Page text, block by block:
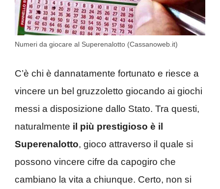
Numeri da giocare al Superenalotto (Cassanoweb.it)
C’è chi è dannatamente fortunato e riesce a
vincere un bel gruzzoletto giocando ai giochi
messi a disposizione dallo Stato. Tra questi,
naturalmente il più prestigioso è il
Superenalotto, gioco attraverso il quale si
possono vincere cifre da capogiro che
cambiano la vita a chiunque. Certo, non si